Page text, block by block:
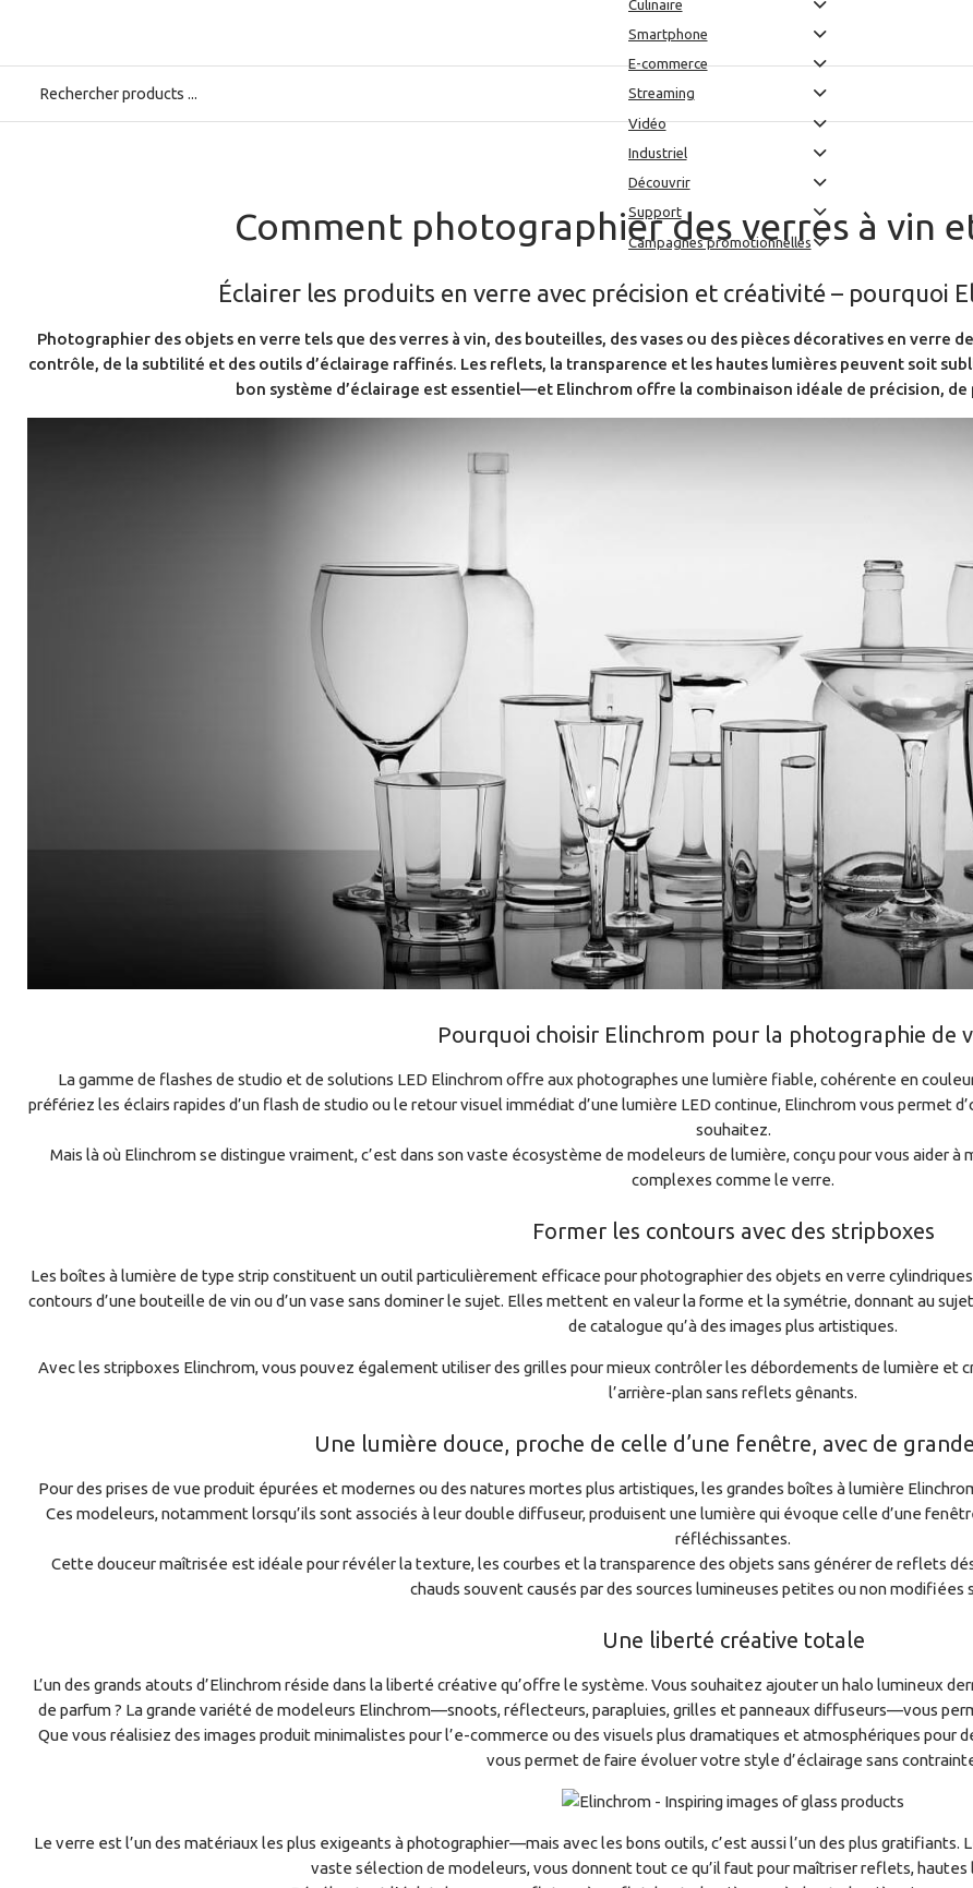
Culinaire
Smartphone
E-commerce
Streaming
Vidéo
Industriel
Découvrir
Support
Campagnes promotionnelles
Accueil > Home > Solutions studio
Comment photographier des verres à vin
Éclairer les produits en verre avec précision et créativité – pourquoi
Photographier des objets en verre tels que des verres à vin, des bouteilles, des vases ou des pièces décoratives en verre
contrôle, de la subtilité et des outils d’éclairage raffinés. Les reflets, la transparence et les hautes lumières peuvent soit
bon système d’éclairage est essentiel—et Elinchrom offre la combinaison idéale de précision,
Pourquoi choisir Elinchrom pour la photographie de
La gamme de flashes de studio et de solutions LED Elinchrom offre aux photographes une lumière fiable, cohérente en
préfériez les éclairs rapides d’un flash de studio ou le retour visuel immédiat d’une lumière LED continue, Elinchrom vous permet
souhaitez.
Mais là où Elinchrom se distingue vraiment, c’est dans son vaste écosystème de modeleurs de lumière, conçu pour vous aider
complexes comme le verre.
Former les contours avec des stripboxes
Les boîtes à lumière de type strip constituent un outil particulièrement efficace pour photographier des objets en verre
contours d’une bouteille de vin ou d’un vase sans dominer le sujet. Elles mettent en valeur la forme et la symétrie, donnant au
de catalogue qu’à des images plus artistiques.
Avec les stripboxes Elinchrom, vous pouvez également utiliser des grilles pour mieux contrôler les débordements de lumière et
l’arrière-plan sans reflets gênants.
Une lumière douce, proche de celle d’une fenêtre, avec de
Pour des prises de vue produit épurées et modernes ou des natures mortes plus artistiques, les grandes boîtes à lumière
Ces modeleurs, notamment lorsqu’ils sont associés à leur double diffuseur, produisent une lumière qui évoque celle d’une
réfléchissantes.
Cette douceur maîtrisée est idéale pour révéler la texture, les courbes et la transparence des objets sans générer de reflets
chauds souvent causés par des sources lumineuses petites ou non modifiées
Une liberté créative totale
L’un des grands atouts d’Elinchrom réside dans la liberté créative qu’offre le système. Vous souhaitez ajouter un halo lumineux
de parfum ? La grande variété de modeleurs Elinchrom—snoots, réflecteurs, parapluies, grilles et panneaux diffuseurs—vous
Que vous réalisiez des images produit minimalistes pour l’e-commerce ou des visuels plus dramatiques et atmosphériques pour
vous permet de faire évoluer votre style d’éclairage sans
Le verre est l’un des matériaux les plus exigeants à photographier—mais avec les bons outils, c’est aussi l’un des plus gratifiants.
vaste sélection de modeleurs, vous donnent tout ce qu’il faut pour maîtriser reflets,